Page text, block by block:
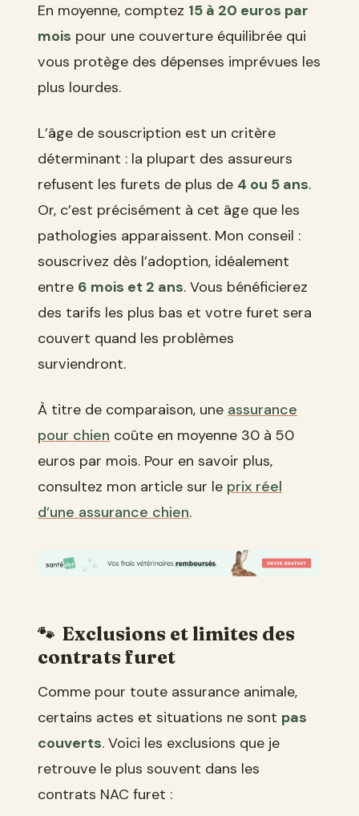
En moyenne, comptez 15 à 20 euros par
mois pour une couverture équilibrée qui
vous protège des dépenses imprévues les
plus lourdes.
L’âge de souscription est un critère
déterminant : la plupart des assureurs
refusent les furets de plus de 4 ou 5 ans.
Or, c’est précisément à cet âge que les
pathologies apparaissent. Mon conseil :
souscrivez dès l’adoption, idéalement
entre 6 mois et 2 ans. Vous bénéficierez
des tarifs les plus bas et votre furet sera
couvert quand les problèmes
surviendront.
À titre de comparaison, une assurance
pour chien coûte en moyenne 30 à 50
euros par mois. Pour en savoir plus,
consultez mon article sur le prix réel
d’une assurance chien.
Exclusions et limites des
contrats furet
Comme pour toute assurance animale,
certains actes et situations ne sont pas
couverts. Voici les exclusions que je
retrouve le plus souvent dans les
contrats NAC furet :